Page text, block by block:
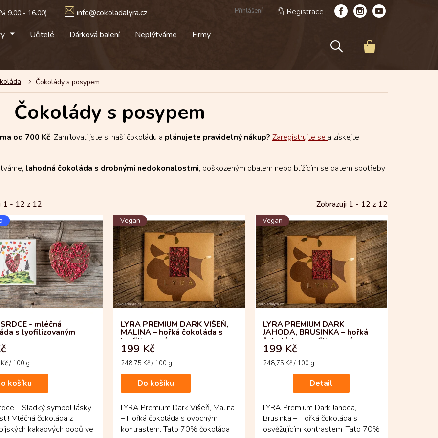
info@cokoladalyra.cz Přihlášení Registrace
NÁKUPNÍ
Učitelé Dárková balení Neplýtváme Firmy
Čokolády s posypem
Čokolády s posypem
od 700 Kč. Zamilovali jste si naši čokoládu a plánujete pravidelný nákup? Zaregistrujte se a získejte
lahodná čokoláda s drobnými nedokonalostmi, poškozeným obalem nebo blížícím se datem spotřeby
1 - 12 z 12 Zobrazuji 1 - 12 z 12
- mléčná
s lyofilizovaným
/ 100 g
košíku
– Sladký symbol lásky
Mléčná čokoláda z
kakaových bobů ve
Vegan
LYRA PREMIUM DARK VIŠEŇ,
MALINA – hořká čokoláda s
lyofilizovaným ovocem
199 Kč
Měrná
248,75 Kč / 100 g
Do košíku
LYRA Premium Dark Višeň, Malina
– Hořká čokoláda s ovocným
kontrastem. Tato 70% čokoláda
Vegan
LYRA PREMIUM DARK
JAHODA, BRUSINKA – hořká
čokoláda s lyofilizovaným
ovocem
199 Kč
Měrná
248,75 Kč / 100 g
Detail
LYRA Premium Dark Jahoda,
Brusinka – Hořká čokoláda s
osvěžujícím kontrastem. Tato 70%